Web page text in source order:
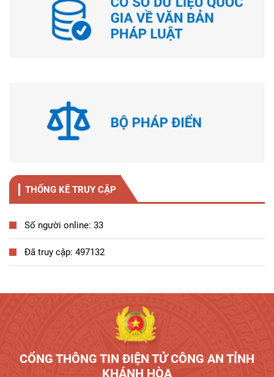
THỐNG KÊ TRUY CẬP
Số người online: 33
Đã truy cập: 497132
CỔNG THÔNG TIN ĐIỆN TỬ CÔNG AN TỈNH
KHÁNH HÒA